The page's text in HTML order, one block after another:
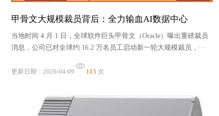
甲骨文大规模裁员背后：全力输血AI数据中心
当地时间 4 月 1 日，全球软件巨头甲骨文（Oracle）曝出重磅裁员
消息，公司已对全球约 16.2 万名员工启动新一轮大规模裁员，···
更新日期：2026-04-09 115 次